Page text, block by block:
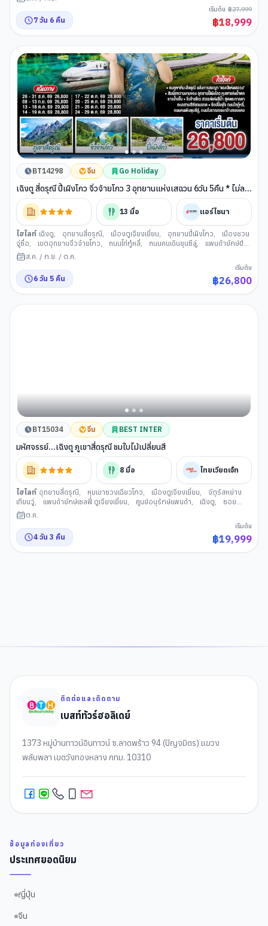
กว้างแคบ (เมืองเฉิงตู)
7 วัน 6 คืน
เริ่มต้น ฿27,999
฿18,999
BT14298 จีน Go Holiday
เฉิงตู สี่ดรุณี ปี้เผิงโกว จิ่วจ้ายโกว 3 อุทยานแห่งเสฉวน 6วัน 5คืน * ไม่ลง
ร้านช้อป * โดยสายการบิน Air China (CA)
13 มื้อ แอร์ไชนา
ไฮไลท์ เฉิงตู, อุทยานสี่ดรุณี, เมืองตูเจียงเยี่ยน, อุทยานปี้เผิงโกว,
เมืองชวน
จู่ซื่อ, เขตอุทยานจิ่วจ้ายโกว, ถนนไท่กู๋หลี่, ถนนคนเดินชุนซีลู่,
แพนด้ายักษ์ปีน
ตึก IFS , ถนนโบราณซอยกว้างซอยแคบ
ส.ค. / ก.ย. / ต.ค.
6 วัน 5 คืน
เริ่มต้น
฿26,800
BT15034 จีน BEST INTER
มหัศจรรย์...เฉิงตู ภูเขาสี่ดรุณี ชมใบไม้เปลี่ยนสี
8 มื้อ ไทยเวียตเจ็ท
ไฮไลท์ อุทยานสี่ดรุณี, หุบเขาซวงเฉียวโกว, เมืองตูเจียงเยี่ยน,
จัตุรัสหย่าง
เทียนวู่, แพนด้ายักษ์เซลฟี่ ตูเจียงเยี่ยน, ศูนย์อนุรักษ์แพนด้า, เฉิงตู,
ซอย
กว้างแคบ (เมืองเฉิงตู)
ตู,
ต.ค.
4 วัน 3 คืน
เริ่มต้น
฿19,999
ติดต่อและติดตาม
เบสท์ทัวร์ฮอลิเดย์
1373 หมู่บ้านทาวน์อินทาวน์ ซ.ลาดพร้าว 94 (ปัญจมิตร) แขวง
พลับพลา เขตวังทองหลาง กทม. 10310
ข้อมูลท่องเที่ยว
ประเทศยอดนิยม
ญี่ปุ่น
จีน